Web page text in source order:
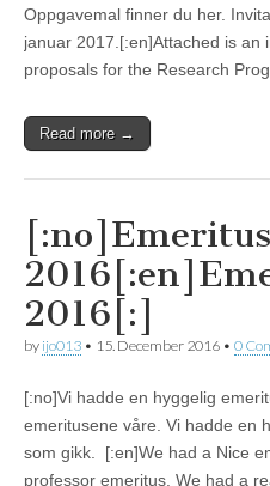
Oppgavemal finner du her.
januar 2017.[:en]Attached is an
proposals for the Research
Read more →
2016[:]
by ijo013 • 15. December 2016 • 0
[:no]Vi hadde en hyggelig
emeritusene våre. Vi hadde en
som gikk. [:en]We had a Nice
professor emeritus. We had a